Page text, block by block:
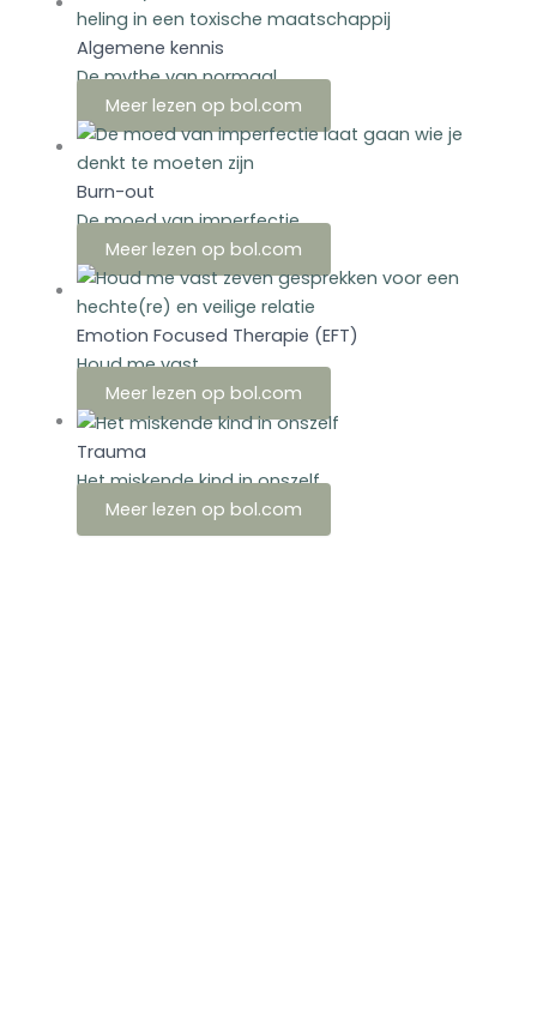
Algemene kennis
De mythe van normaal
Meer lezen op bol.com
Burn-out
De moed van imperfectie
Meer lezen op bol.com
Emotion Focused Therapie (EFT)
Houd me vast
Meer lezen op bol.com
Trauma
Het miskende kind in onszelf
Meer lezen op bol.com